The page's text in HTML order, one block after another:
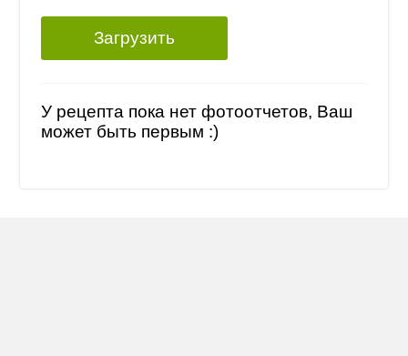
Загрузить
У рецепта пока нет фотоотчетов, Ваш
может быть первым :)